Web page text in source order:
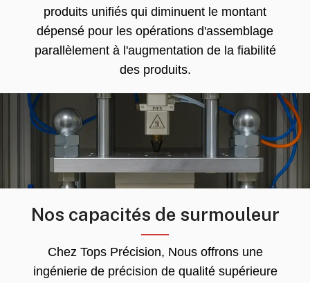
produits unifiés qui diminuent le montant
dépensé pour les opérations d'assemblage
parallèlement à l'augmentation de la fiabilité
des produits.
Nos capacités de surmouleur
Chez Tops Précision, Nous offrons une
ingénierie de précision de qualité supérieure